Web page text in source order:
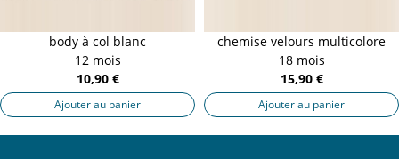
body à col blanc
12 mois
10,90 €
Ajouter au panier
chemise velours multicolore
18 mois
15,90 €
Ajouter au panier